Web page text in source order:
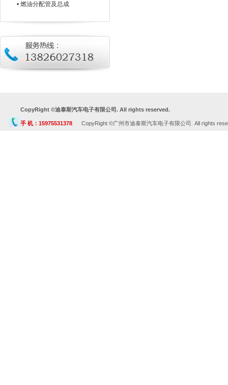
• 燃油分配管及总成
CopyRight ©迪泰斯汽车电子有限公司. All rights reserved.
手 机：15975531378 CopyRight ©广州市迪泰斯汽车电子有限公司. All rights